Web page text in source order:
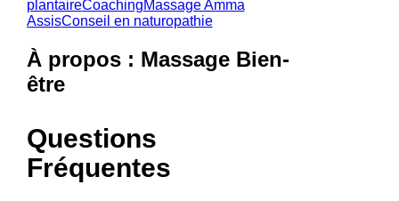
plantaireCoachingMassage Amma
AssisConseil en naturopathie
À propos : Massage Bien-
être
Questions
Fréquentes